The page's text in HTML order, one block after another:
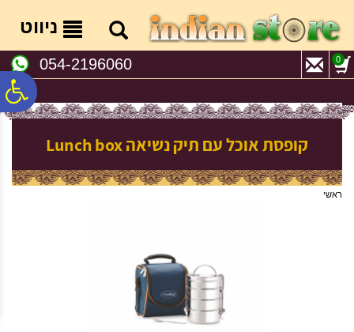
נגישות
אתר
המרכזי
ניווט
054-2196060 0
קופסת אוכל עם תיק נשיאה Lunch box
ראשי